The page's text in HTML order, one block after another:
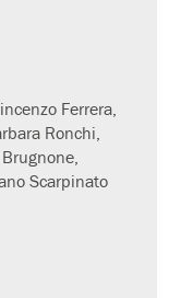
Ferrera,
Ronchi,
Scarpinato